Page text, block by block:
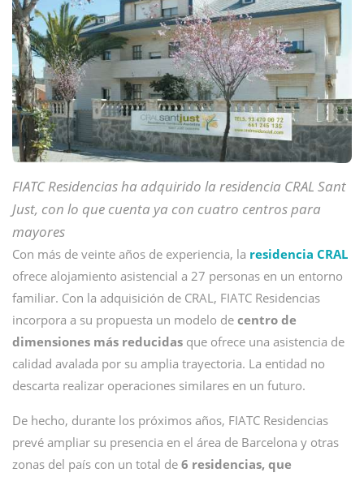
FIATC Residencias ha adquirido la residencia CRAL Sant
Just, con lo que cuenta ya con cuatro centros para
mayores
Con más de veinte años de experiencia, la residencia CRAL
ofrece alojamiento asistencial a 27 personas en un entorno
familiar. Con la adquisición de CRAL, FIATC Residencias
incorpora a su propuesta un modelo de centro de
dimensiones más reducidas que ofrece una asistencia de
calidad avalada por su amplia trayectoria. La entidad no
descarta realizar operaciones similares en un futuro.
De hecho, durante los próximos años, FIATC Residencias
prevé ampliar su presencia en el área de Barcelona y otras
zonas del país con un total de 6 residencias, que